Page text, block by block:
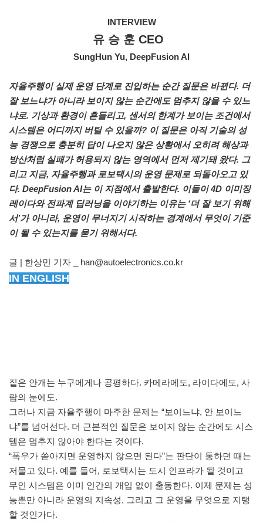
INTERVIEW
유 승 훈 CEO
SungHun Yu, DeepFusion AI
자율주행이 실제 운영 단계로 진입하는 순간 질문은 바뀐다. 더
잘 보느냐가 아니라 보이지 않는 순간에도 멈추지 않을 수 있느
냐로. 기상과 환경이 흔들리고, 센서의 한계가 보이는 조건에서
시스템은 어디까지 버틸 수 있을까? 이 질문은 아직 기술의 성
능 경쟁으로 충분히 답이 나오지 않은 상황에서 오히려 해상과
방산처럼 실패가 허용되지 않는 영역에서 먼저 제기돼 왔다. 그
리고 지금, 자율주행과 로보택시의 운영 문제로 되돌아오고 있
다. DeepFusion AI는 이 지점에서 출발한다. 이들이 4D 이미징
레이다와 전파계 딥러닝을 이야기하는 이유는 ‘더 잘 보기 위해
서’가 아니라, 운영이 무너지기 시작하는 경계에서 무엇이 기준
이 될 수 있는지를 묻기 위해서다.
글 | 한상민 기자 _ han@autoelectronics.co.kr
IN ENGLISH
짙은 안개는 누구에게나 공평하다. 카메라에도, 라이다에도, 사
람의 눈에도.
그러나 지금 자율주행이 마주한 문제는 “보이느냐, 안 보이느
냐”를 넘어선다. 더 근본적인 질문은 보이지 않는 순간에도 시스
템은 멈추지 않아야 한다는 것이다.
“폭우가 쏟아지면 운영하지 않으면 된다”는 판단이 통하던 때는
저물고 있다. 예를 들어, 로보택시는 도시 인프라가 될 것이고
무인 시스템은 이미 인간의 개입 없이 출동한다. 이제 문제는 성
능뿐만 아니라 운영의 지속성, 그리고 그 운영을 무엇으로 지탱
할 것인가다.